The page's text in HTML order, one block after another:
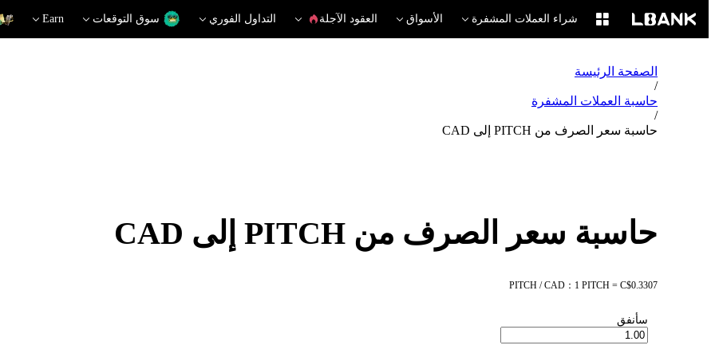
شراء العملات المشفرة الأسواق العقود الآجلة التداول الفوري سوق التوقعات Earn
الصفحة الرئيسة
/
حاسبة العملات المشفرة
/
حاسبة سعر الصرف من PITCH إلى CAD
حاسبة سعر الصرف من PITCH إلى CAD
PITCH / CAD：1 PITCH = C$0.3307
سأنفق